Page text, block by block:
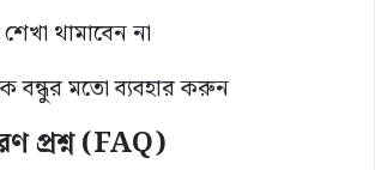
থামাবেন না
বন্ধুর মতো ব্যবহার করুন
প্রশ্ন (FAQ)